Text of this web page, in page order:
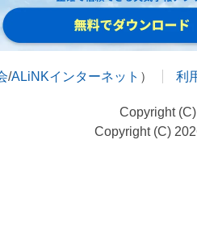
/ALiNKインターネット ） 利
Copyright
Copyright (C)